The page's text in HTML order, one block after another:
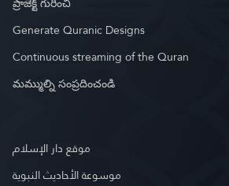
Generate Quranic Designs
Continuous streaming of the Quran
మమ్ముల్ని సంప్రదించండి
موقع دار الإسلام
موسوعة الأحاديث النبوية